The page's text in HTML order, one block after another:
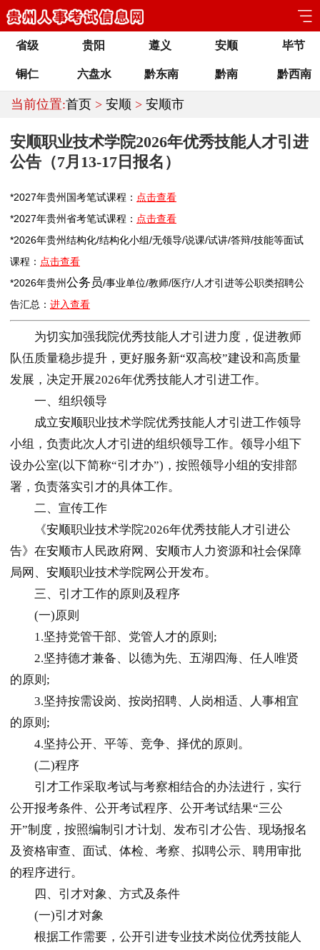
省级 贵阳 遵义 安顺 毕节
铜仁 六盘水 黔东南 黔南 黔西南
当前位置:首页 > 安顺 > 安顺市
安顺职业技术学院2026年优秀技能人才引进
公告（7月13-17日报名）
*2027年贵州 国考笔试课程： 点击查看
*2027年贵州省考笔试课程： 点击查看
*2026年贵州结构化/结构化小组/无领导/说课/试讲/答辩/技能等面试
课程： 点击查看
*2026年贵州公务员/事业单位/教师/医疗/人才引进等公职类招聘公
告汇总： 进入查看
为切实加强我院优秀技能人才引进力度，促进教师
队伍质量稳步提升，更好服务新“双高校”建设和高质量
发展，决定开展2026年优秀技能人才引进工作。
一、组织领导
成立安顺职业技术学院优秀技能人才引进工作领导
小组，负责此次人才引进的组织领导工作。领导小组下
设办公室(以下简称“引才办”)，按照领导小组的安排部
署，负责落实引才的具体工作。
二、宣传工作
《安顺职业技术学院2026年优秀技能人才引进公
告》在安顺市人民政府网、 安顺市人力资源和社会保障
局网、 安顺职业技术学院网公开发布。
三、引才工作的原则及程序
(一)原则
1.坚持党管干部、党管人才的原则;
2.坚持德才兼备、以德为先、五湖四海、任人唯贤
的原则;
3.坚持按需设岗、按岗招聘、人岗相适、人事相宜
的原则;
4.坚持公开、平等、竞争、择优的原则。
(二)程序
引才工作采取考试与考察相结合的办法进行，实行
公开报考条件、公开考试程序、公开考试结果“三公
开”制度，按照编制引才计划、发布引才公告、现场报名
及资格审查、面试、体检、考察、拟聘公示、聘用审批
的程序进行。
四、引才对象、方式及条件
(一)引才对象
根据工作需要，公开引进专业技术岗位优秀技能人